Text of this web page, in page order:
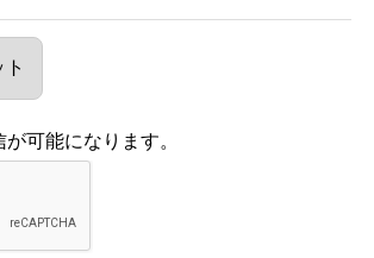
可能になります。